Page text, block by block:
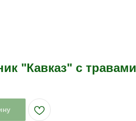
"Кавказ" с травами